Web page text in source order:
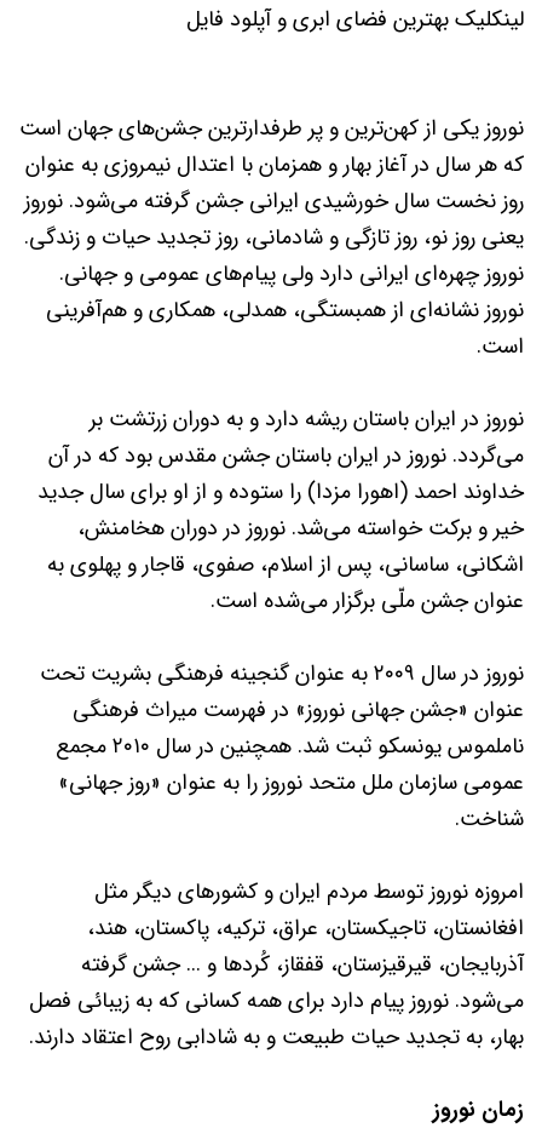
لینکلیکبهترین فضای ابری و آپلود فایل
نوروز یکی از کهن‌ترین و پر طرفدارترین جشن‌های جهان است
که هر سال در آغاز بهار و همزمان با اعتدال نیمروزی به عنوان
روز نخست سال خورشیدی ایرانی جشن گرفته می‌شود. نوروز
یعنی روز نو، روز تازگی و شادمانی، روز تجدید حیات و زندگی.
نوروز چهره‌ای ایرانی دارد ولی پیام‌های عمومی و جهانی.
نوروز نشانه‌ای از همبستگی، همدلی، همکاری و هم‌آفرینی
است.
نوروز در ایران باستان ریشه دارد و به دوران زرتشت بر
می‌گردد. نوروز در ایران باستان جشن مقدس بود که در آن
خداوند احمد (اهورا مزدا) را ستوده و از او برای سال جدید
خیر و برکت خواسته می‌شد. نوروز در دوران هخامنش،
اشکانی، ساسانی، پس از اسلام، صفوی، قاجار و پهلوی به
عنوان جشن ملّي برگزار مي‌شده است.
نوروز در سال ۲۰۰۹ به عنوان گنجینه فرهنگي بشريت تحت
عنوان «جشن جهاني نوروز» در فهرست میراث فرهنگي
ناملموس یونسکو ثبت شد. همچنین در سال ۲۰۱۰ مجمع
عمومي سازمان ملل متحد نوروز را به عنوان «روز جهاني»
شناخت.
امروزه نوروز توسط مردم ایران و کشورهای دیگر مثل
افغانستان، تاجيکستان، عراق، ترکيه، پاكستان، هند،
آذربایجان، قيرقيزستان، قفقاز، کُردها و ... جشن گرفته
مي‌شود. نوروز پيام دارد برای همه كساني كه به زيبائي فصل
بهار، به تجديد حيات طبيعت و به شادابي روح اعتقاد دارند.
زمان نوروز